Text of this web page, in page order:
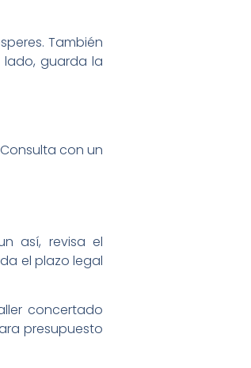
También
guarda la
con un
así, revisa el
el plazo legal
concertado
presupuesto